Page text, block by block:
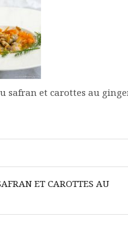
safran et carottes au
ET CAROTTES AU